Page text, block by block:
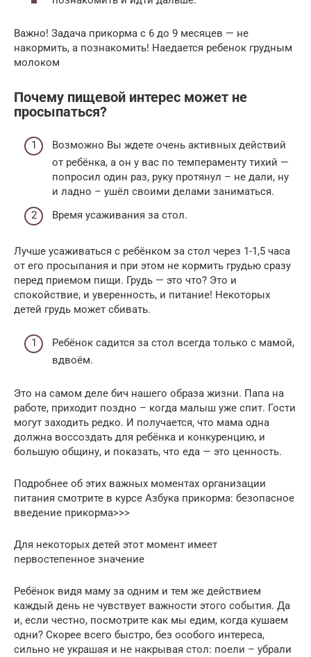
Важно! Задача прикорма с 6 до 9 месяцев — не
накормить, а познакомить! Наедается ребенок грудным
молоком
Почему пищевой интерес может не
просыпаться?
Возможно Вы ждете очень активных действий
от ребёнка, а он у вас по темпераменту тихий —
попросил один раз, руку протянул – не дали, ну
и ладно – ушёл своими делами заниматься.
Время усаживания за стол.
Лучше усаживаться с ребёнком за стол через 1-1,5 часа
от его просыпания и при этом не кормить грудью сразу
перед приемом пищи. Грудь — это что? Это и
спокойствие, и уверенность, и питание! Некоторых
детей грудь может сбивать.
Ребёнок садится за стол всегда только с мамой,
вдвоём.
Это на самом деле бич нашего образа жизни. Папа на
работе, приходит поздно – когда малыш уже спит. Гости
могут заходить редко. И получается, что мама одна
должна воссоздать для ребёнка и конкуренцию, и
большую общину, и показать, что еда — это ценность.
Подробнее об этих важных моментах организации
питания смотрите в курсе Азбука прикорма: безопасное
введение прикорма>>>
Для некоторых детей этот момент имеет
первостепенное значение
Ребёнок видя маму за одним и тем же действием
каждый день не чувствует важности этого события. Да
и, если честно, посмотрите как мы едим, когда кушаем
одни? Скорее всего быстро, без особого интереса,
сильно не украшая и не накрывая стол: поели – убрали